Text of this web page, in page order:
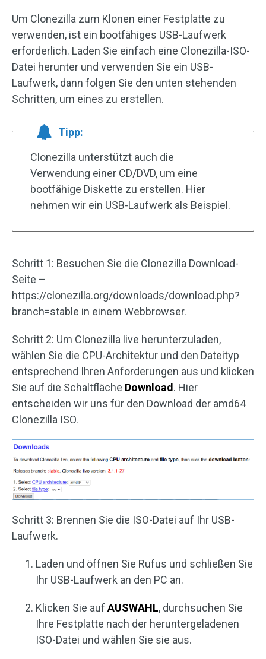
Um Clonezilla zum Klonen einer Festplatte zu
verwenden, ist ein bootfähiges USB-Laufwerk
erforderlich. Laden Sie einfach eine Clonezilla-ISO-
Datei herunter und verwenden Sie ein USB-
Laufwerk, dann folgen Sie den unten stehenden
Schritten, um eines zu erstellen.
Tipp:
Clonezilla unterstützt auch die
Verwendung einer CD/DVD, um eine
bootfähige Diskette zu erstellen. Hier
nehmen wir ein USB-Laufwerk als Beispiel.
Schritt 1: Besuchen Sie die Clonezilla Download-
Seite –
https://clonezilla.org/downloads/download.php?
branch=stable in einem Webbrowser.
Schritt 2: Um Clonezilla live herunterzuladen,
wählen Sie die CPU-Architektur und den Dateityp
entsprechend Ihren Anforderungen aus und klicken
Sie auf die Schaltfläche Download . Hier
entscheiden wir uns für den Download der amd64
Clonezilla ISO.
Schritt 3: Brennen Sie die ISO-Datei auf Ihr USB-
Laufwerk.
Laden und öffnen Sie Rufus und schließen Sie
Ihr USB-Laufwerk an den PC an.
Klicken Sie auf AUSWAHL, durchsuchen Sie
Ihre Festplatte nach der heruntergeladenen
ISO-Datei und wählen Sie sie aus.